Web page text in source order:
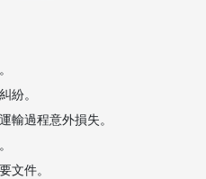
紛。
輸過程意外損失。
文件。